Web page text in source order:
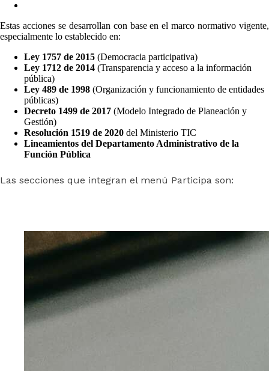
Estas acciones se desarrollan con base en el marco normativo vigente,
especialmente lo establecido en:
Ley 1757 de 2015 (Democracia participativa)
Ley 1712 de 2014 (Transparencia y acceso a la información
pública)
Ley 489 de 1998 (Organización y funcionamiento de entidades
públicas)
Decreto 1499 de 2017 (Modelo Integrado de Planeación y
Gestión)
Resolución 1519 de 2020 del Ministerio TIC
Lineamientos del Departamento Administrativo de la
Función Pública
Las secciones que integran el menú Participa son: